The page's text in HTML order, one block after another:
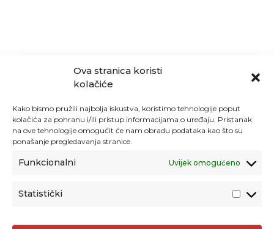
Ova stranica koristi
kolačiće
Kako bismo pružili najbolja iskustva, koristimo tehnologije poput
kolačića za pohranu i/ili pristup informacijama o uređaju. Pristanak
na ove tehnologije omogućit će nam obradu podataka kao što su
ponašanje pregledavanja stranice.
Funkcionalni Uvijek omogućeno
Statistički